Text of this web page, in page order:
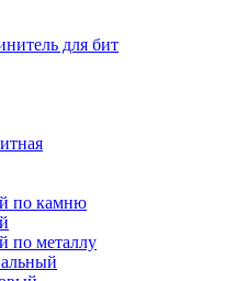
для бит
по камню
по металлу